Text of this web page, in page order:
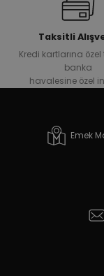
Taksitli
Kredi kartlarına
banka
havalesine özel
Emek